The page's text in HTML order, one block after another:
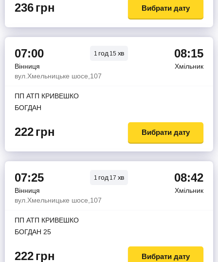
236грн Вибрати дату
07:00 1 год15 хв 08:15
Вінниця
Хмільник
вул.Хмельницьке шосе,107
ПП АТП КРИВЕШКО
БОГДАН
222грн Вибрати дату
07:25 1 год17 хв 08:42
Вінниця
Хмільник
вул.Хмельницьке шосе,107
ПП АТП КРИВЕШКО
БОГДАН 25
222грн Вибрати дату